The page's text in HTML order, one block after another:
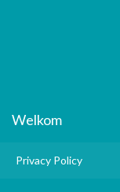
Welkom
Privacy Policy